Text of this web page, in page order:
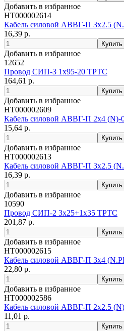
Добавить в избранное
НТ000002614
Кабель силовой АВВГ-П 3х2.5
16,39 р.
Добавить в избранное
12652
Провод СИП-3 1х95-20 ТРТС
164,61 р.
Добавить в избранное
НТ000002609
Кабель силовой АВВГ-П 2х4 (N)-
15,64 р.
Добавить в избранное
НТ000002613
Кабель силовой АВВГ-П 3х2.5
16,39 р.
Добавить в избранное
10590
Провод СИП-2 3х25+1х35 ТРТС
201,87 р.
Добавить в избранное
НТ000002615
Кабель силовой АВВГ-П 3х4
22,80 р.
Добавить в избранное
НТ000002586
Кабель силовой АВВГ-П 2х2.5
11,01 р.